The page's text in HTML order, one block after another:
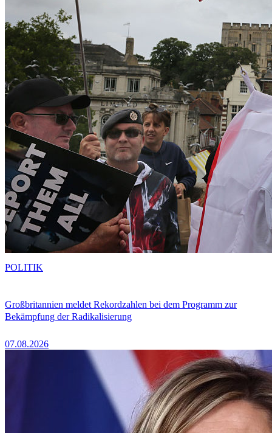
Großbritannien meldet Rekordzahlen bei dem Programm zur
Bekämpfung der Radikalisierung
07.08.2026
POLITIK